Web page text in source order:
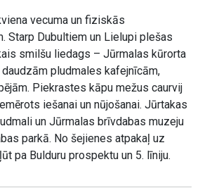
vecuma un fiziskās
Starp Dubultiem un Lielupi plešas
smilšu liedags – Jūrmalas kūrorta
pludmales kafejnīcām,
Piekrastes kāpu mežus caurvij
iešanai un nūjošanai. Jūrtakas
un Jūrmalas brīvdabas muzeju
parkā. No šejienes atpakaļ uz
pa Bulduru prospektu un 5. līniju.